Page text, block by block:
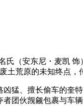
氏（安东尼・麦凯
荒原的未知终点，
猛、擅长偷车的奎
团伙觊觎包裹与车